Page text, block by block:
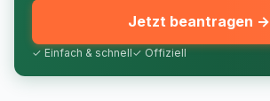
✓ Einfach & schnell✓ Offiziell
Jetzt beantragen →